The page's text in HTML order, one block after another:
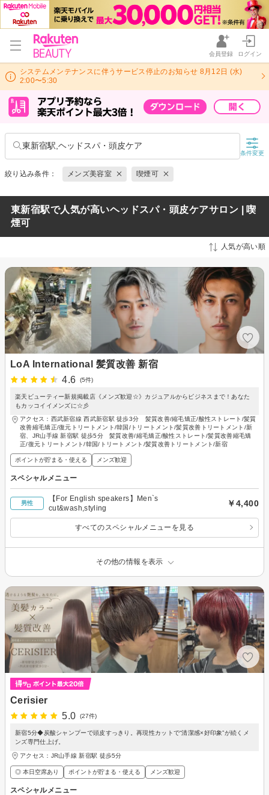
会員登録 ログイン
システムメンテナンスに伴うサービス停止のお知らせ 8月12日 (水)
2:00〜5:30
東新宿駅,ヘッドスパ・頭皮ケア
条件変更
絞り込み条件： メンズ美容室 喫煙可
東新宿駅で人気が高いヘッドスパ・頭皮ケアサロン | 喫
煙可
人気が高い順
LoA International 髪質改善 新宿
4.6
(5件)
楽天ビューティー新規掲載店《メンズ歓迎☆》カジュアルからビジネスまで！あなた
もカッコイイメンズに☆彡
アクセス：西武新宿線 西武新宿駅 徒歩3分 髪質改善/縮毛矯正/酸性ストレート/髪質
改善縮毛矯正/復元トリートメント/韓国/トリートメント/髪質改善トリートメント/新
宿、JR山手線 新宿駅 徒歩5分 髪質改善/縮毛矯正/酸性ストレート/髪質改善縮毛矯
正/復元トリートメント/韓国/トリートメント/髪質改善トリートメント/新宿
ポイントが貯まる・使える メンズ歓迎
スペシャルメニュー
男性
【For English speakers】Men`s
cut&wash,styling
￥4,400
すべてのスペシャルメニューを見る
その他の情報を表示
Cerisier
5.0
(27件)
新宿5分◆炭酸シャンプーで頭皮すっきり。再現性カットで“清潔感×好印象”が続くメ
ンズ専門仕上げ。
アクセス：JR山手線 新宿駅 徒歩5分
◎ 本日空席あり ポイントが貯まる・使える メンズ歓迎
スペシャルメニュー